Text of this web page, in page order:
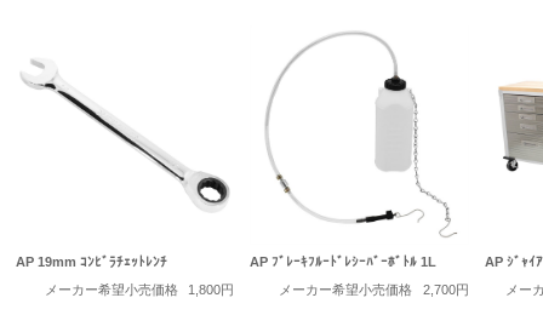
AP 19mm ｺﾝﾋﾞﾗﾁｪｯﾄﾚﾝﾁ
メーカー希望小売価格
1,800円
AP ﾌﾞﾚｰｷﾌﾙｰﾄﾞﾚｼｰﾊﾞｰﾎﾞﾄﾙ 1L
メーカー希望小売価格
2,700円
AP ｼﾞｬｲ
メー